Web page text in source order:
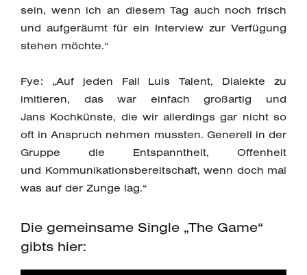
sein, wenn ich an diesem Tag auch noch frisch
und aufgeräumt für ein Interview zur Verfügung
stehen möchte.“
Fye: „Auf jeden Fall Luis Talent, Dialekte zu
imitieren, das war einfach großartig und
Jans Kochkünste, die wir allerdings gar nicht so
oft in Anspruch nehmen mussten. Generell in der
Gruppe die Entspanntheit, Offenheit
und Kommunikationsbereitschaft, wenn doch mal
was auf der Zunge lag.“
Die gemeinsame Single „The Game“
gibts hier: